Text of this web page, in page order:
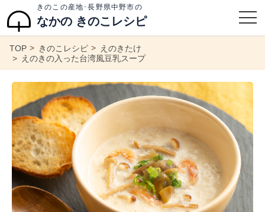
きのこの産地･長野県中野市の
なかの きのこレシピ
TOP きのこレシピ
えのきたけ
えのきの入った台湾風豆乳スープ